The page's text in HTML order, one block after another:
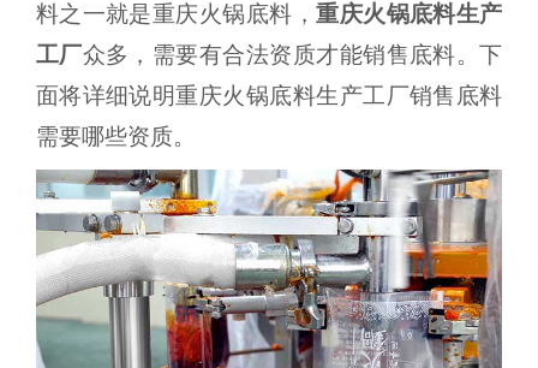
料之一就是重庆火锅底料，重庆火锅底料生产
工厂众多，需要有合法资质才能销售底料。下
面将详细说明重庆火锅底料生产工厂销售底料
需要哪些资质。